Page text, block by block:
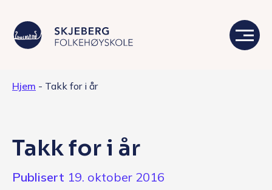
Skolen
Hjem - Takk for i år
Takk for i år
Publisert 19. oktober 2016